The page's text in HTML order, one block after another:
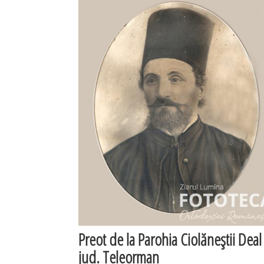
Preot de la Parohia Ciolăneştii
jud. Teleorman